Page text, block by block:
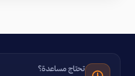
تحتاج مساعدة؟